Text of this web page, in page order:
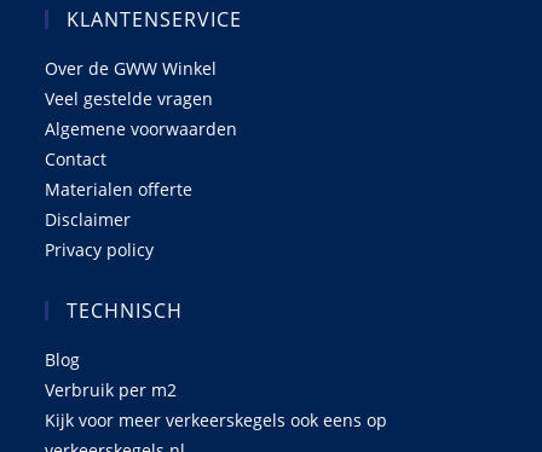
KLANTENSERVICE
Over de GWW Winkel
Veel gestelde vragen
Algemene voorwaarden
Contact
Materialen offerte
Disclaimer
Privacy policy
TECHNISCH
Blog
Verbruik per m2
Kijk voor meer verkeerskegels ook eens op